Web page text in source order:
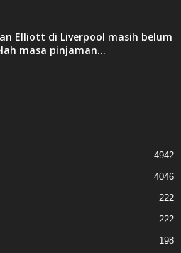
Elliott di Liverpool masih belum
masa pinjaman...
4942
4046
222
222
198